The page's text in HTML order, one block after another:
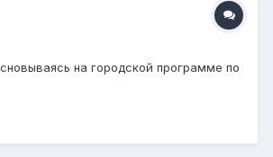
на городской программе по